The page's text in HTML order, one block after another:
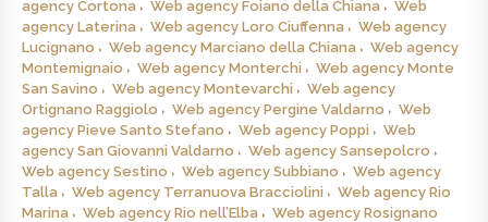
agency Cortona
Web agency Foiano della Chiana
Web
agency Laterina
Web agency Loro Ciuffenna
Web agency
Lucignano
Web agency Marciano della Chiana
Web agency
Montemignaio
Web agency Monterchi
Web agency Monte
San Savino
Web agency Montevarchi
Web agency
Ortignano Raggiolo
Web agency Pergine Valdarno
Web
agency Pieve Santo Stefano
Web agency Poppi
Web
agency San Giovanni Valdarno
Web agency Sansepolcro
Web agency Sestino
Web agency Subbiano
Web agency
Talla
Web agency Terranuova Bracciolini
Web agency Rio
Marina
Web agency Rio nell’Elba
Web agency Rosignano